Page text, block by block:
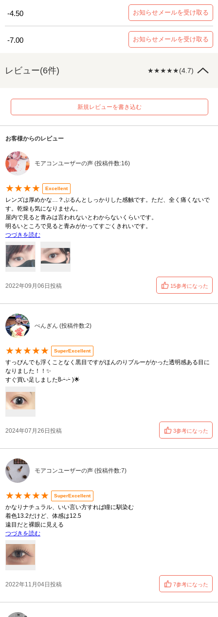
-4.50 お知らせメールを受け取る
-7.00 お知らせメールを受け取る
レビュー(6件) ★★★★★(4.7)
新規レビューを書き込む
お客様からのレビュー
モアコンユーザーの声 (投稿件数:16)
★★★★ Excellent
レンズは厚めかな…？ぷるんとしっかりした感触です。ただ、全く痛くないで
す。乾燥も気になりません。
屋内で見ると青みは言われないとわからないくらいです。
明るいところで見ると青みがかってすごくきれいです。
つづきを読む
2022年09月06日投稿 15参考になった
ぺんぎん (投稿件数:2)
★★★★★ SuperExcellent
すっぴんでも浮くことなく黒目ですがほんのりブルーがかった透明感ある目に
なりました！！✨️
すぐ買い足しましたჱ̒˶ｰ̀֊ｰ́ )🌟
2024年07月26日投稿 3参考になった
モアコンユーザーの声 (投稿件数:7)
★★★★★ SuperExcellent
かなりナチュラル、いい言い方すれば瞳に馴染む
着色13.2だけど、体感は12.5
遠目だと裸眼に見える
つづきを読む
2022年11月04日投稿 7参考になった